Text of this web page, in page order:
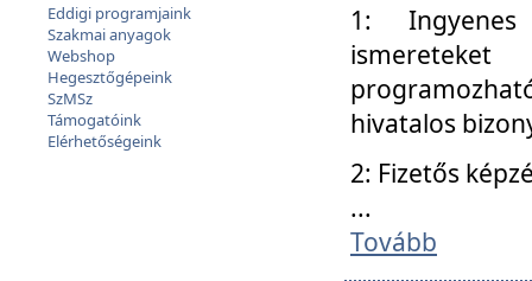
Eddigi programjaink
Szakmai anyagok
Webshop
Hegesztőgépeink
SzMSz
Támogatóink
Elérhetőségeink
1: Ingyenes
hivatalos
2: Fizetős
...
Tovább